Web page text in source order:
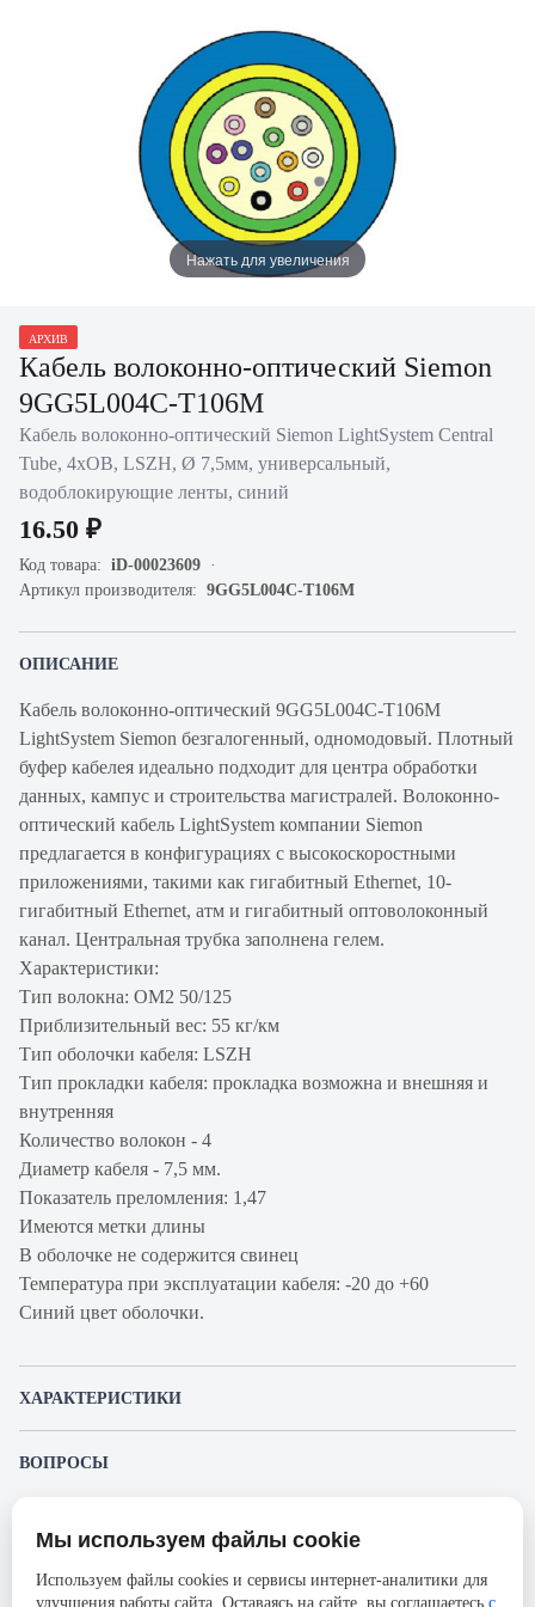
Нажать для увеличения
АРХИВ
Кабель волоконно-оптический Siemon
9GG5L004C-T106M
Кабель волоконно-оптический Siemon LightSystem Central
Tube, 4хОВ, LSZH, Ø 7,5мм, универсальный,
водоблокирующие ленты, синий
16.50 ₽
Код товара: iD-00023609
Артикул производителя: 9GG5L004C-T106M
ОПИСАНИЕ
Кабель волоконно-оптический 9GG5L004C-T106M
LightSystem Siemon безгалогенный, одномодовый. Плотный
буфер кабелея идеально подходит для центра обработки
данных, кампус и строительства магистралей. Волоконно-
оптический кабель LightSystem компании Siemon
предлагается в конфигурациях с высокоскоростными
приложениями, такими как гигабитный Ethernet, 10-
гигабитный Ethernet, атм и гигабитный оптоволоконный
канал. Центральная трубка заполнена гелем.
Характеристики:
Тип волокна: OM2 50/125
Приблизительный вес: 55 кг/км
Тип оболочки кабеля: LSZH
Тип прокладки кабеля: прокладка возможна и внешняя и
внутренняя
Количество волокон - 4
Диаметр кабеля - 7,5 мм.
Показатель преломления: 1,47
Имеются метки длины
В оболочке не содержится свинец
Температура при эксплуатации кабеля: -20 до +60
Синий цвет оболочки.
ХАРАКТЕРИСТИКИ
Производитель
Серия
LightSystem
ВОПРОСЫ
Представленные изображения и характеристики могут отличаться от реального
без предварительного уведомления. Компания АйДистрибьют не несёт
Мы используем файлы cookie
Используем файлы cookies и сервисы интернет-аналитики для
улучшения работы сайта. Оставаясь на сайте, вы соглашаетесь с